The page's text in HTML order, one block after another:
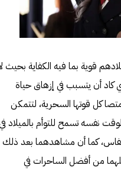
قوية بما فيه الكفاية بحيث
كاد أن يتسبب في إزهاق حياة
كل قوتها السحرية، لتتمكن
نفسه تسمح للتوأم بالميلاد
كما أن مشاهدهما بعد ذلك
من أفضل الساحرات في